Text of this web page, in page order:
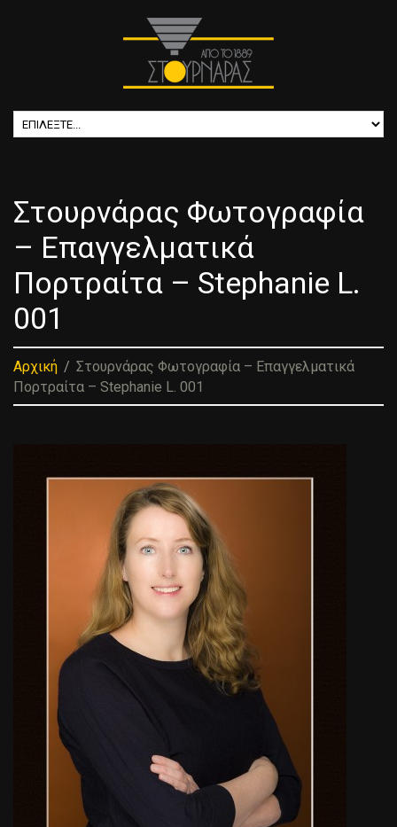
Στουρνάρας Φωτογραφία
– Επαγγελματικά
Πορτραίτα – Stephanie L.
001
Αρχική
Στουρνάρας Φωτογραφία – Επαγγελματικά
Πορτραίτα – Stephanie L. 001